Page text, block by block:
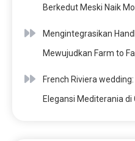
Berkedut Meski Naik
Mengintegrasikan
Mewujudkan Farm to
French Riviera
Elegansi Mediterania